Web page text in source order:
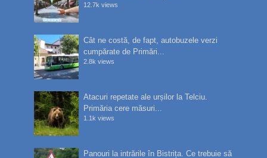
12.7k views
Cât ne costă, de fapt, autobuzele verzi
cumpărate de Primări...
2.8k views
Atacuri repetate ale urșilor la Telciu.
Primăria cere măsuri...
1.1k views
Panouri la intrările în Bistrița. Ce trebuie să